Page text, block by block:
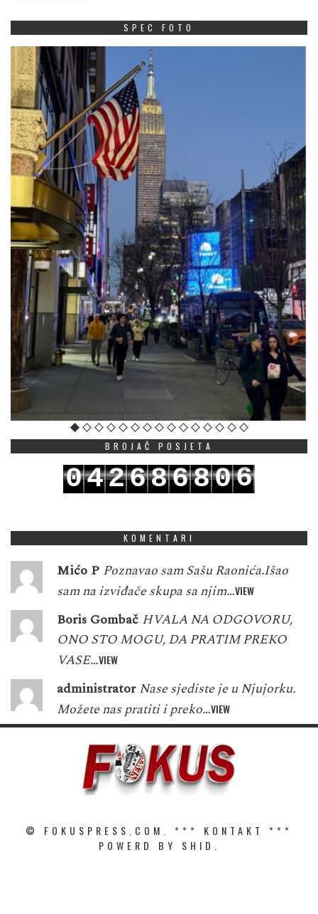
SPEC FOTO
BROJAČ POSJETA
042686806
KOMENTARI
Mićo P Poznavao sam Sašu Raonića.Išao
sam na izviđače skupa sa njim…VIEW
Boris Gombač HVALA NA ODGOVORU,
ONO STO MOGU, DA PRATIM PREKO
VASE…VIEW
administrator Nase sjediste je u Njujorku.
Možete nas pratiti i preko…VIEW
© FOKUSPRESS.COM. *** KONTAKT
***
POWERD BY SHID.